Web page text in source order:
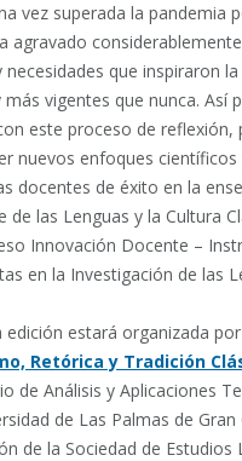
vez superada la pandemia
agravado
que inspiraron
más vigentes que nunca. Así
este proceso de reflexión,
nuevos enfoques científicos
docentes de éxito en la
de las Lenguas y la Cultura
Innovación Docente –
en la Investigación de las
edición estará organizada
Retórica y Tradición
de Análisis y Aplicaciones
de Las Palmas de Gran
de la Sociedad de Estudios